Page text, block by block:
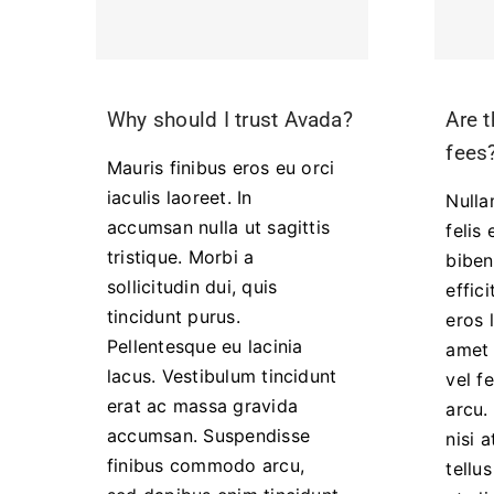
Why should I trust Avada?
Mauris finibus eros eu orci
iaculis laoreet. In
accumsan nulla ut sagittis
tristique. Morbi a
sollicitudin dui, quis
tincidunt purus.
Pellentesque eu lacinia
lacus. Vestibulum tincidunt
erat ac massa gravida
accumsan. Suspendisse
finibus commodo arcu,
Are
felis
eros
amet
vel
arcu.
nisi